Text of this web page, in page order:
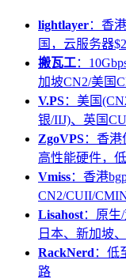
lightlayer：香
国，云服务器
搬瓦工：
加坡CN2/美国
V.PS：美国
银/IIJ)、英国
ZgoVPS：香
高性能硬件，
Vmiss：香港
CN2/CUII/
Lisahost：原生
日本、新加坡
RackNerd ：低
路